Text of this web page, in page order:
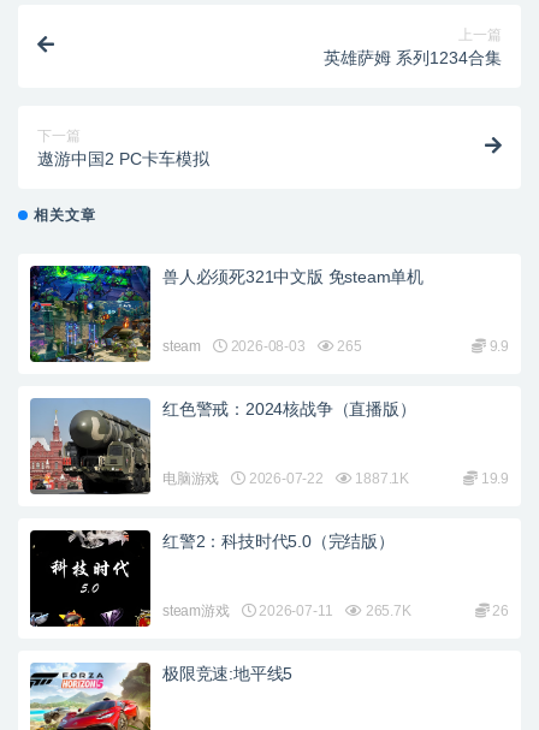
上一篇
英雄萨姆 系列1234合集
下一篇
遨游中国2 PC卡车模拟
相关文章
兽人必须死321中文版 免steam单机
steam 2026-08-03 265 9.9
红色警戒：2024核战争（直播版）
电脑游戏 2026-07-22 1887.1K 19.9
红警2：科技时代5.0（完结版）
steam游戏 2026-07-11 265.7K 26
极限竞速:地平线5